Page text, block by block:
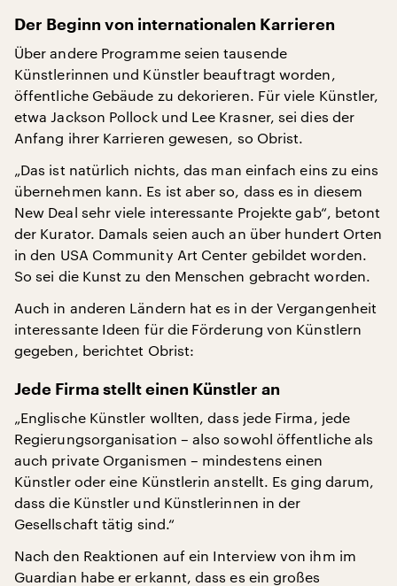
Der Beginn von internationalen Karrieren
Über andere Programme seien tausende
Künstlerinnen und Künstler beauftragt worden,
öffentliche Gebäude zu dekorieren. Für viele Künstler,
etwa Jackson Pollock und Lee Krasner, sei dies der
Anfang ihrer Karrieren gewesen, so Obrist.
„Das ist natürlich nichts, das man einfach eins zu eins
übernehmen kann. Es ist aber so, dass es in diesem
New Deal sehr viele interessante Projekte gab“, betont
der Kurator. Damals seien auch an über hundert Orten
in den USA Community Art Center gebildet worden.
So sei die Kunst zu den Menschen gebracht worden.
Auch in anderen Ländern hat es in der Vergangenheit
interessante Ideen für die Förderung von Künstlern
gegeben, berichtet Obrist:
Jede Firma stellt einen Künstler an
„Englische Künstler wollten, dass jede Firma, jede
Regierungsorganisation – also sowohl öffentliche als
auch private Organismen – mindestens einen
Künstler oder eine Künstlerin anstellt. Es ging darum,
dass die Künstler und Künstlerinnen in der
Gesellschaft tätig sind.“
Nach den Reaktionen auf ein Interview von ihm im
Guardian habe er erkannt, dass es ein großes